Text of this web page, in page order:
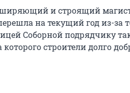
и строящий
на текущий год из-за
Соборной подрядчику
строители долго